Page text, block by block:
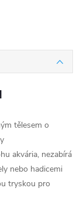
tělesem o
akvária, nezabírá
nebo hadicemi
tryskou pro